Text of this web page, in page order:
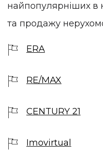
найпопулярніших в
та продажу
ERA
RE/MAX
CENTURY 21
Imovirtual